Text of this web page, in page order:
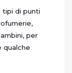
tipi di punti
per
qualche